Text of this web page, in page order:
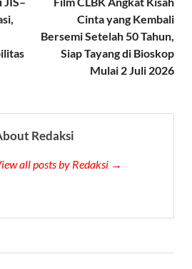
Cinta yang Kembali
Bersemi Setelah 50 Tahun,
Siap Tayang di Bioskop
Mulai 2 Juli 2026
Redaksi
all posts by Redaksi →